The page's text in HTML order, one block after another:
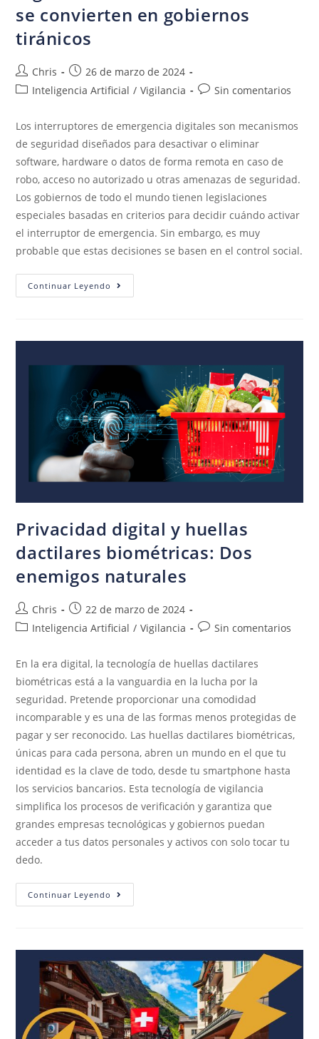
se convierten en gobiernos
tiránicos
Chris
26 de marzo de 2024
Inteligencia Artificial / Vigilancia Sin comentarios
Los interruptores de emergencia digitales son mecanismos
de seguridad diseñados para desactivar o eliminar
software, hardware o datos de forma remota en caso de
robo, acceso no autorizado u otras amenazas de seguridad.
Los gobiernos de todo el mundo tienen legislaciones
especiales basadas en criterios para decidir cuándo activar
el interruptor de emergencia. Sin embargo, es muy
probable que estas decisiones se basen en el control social.
Continuar Leyendo
Privacidad digital y huellas
dactilares biométricas: Dos
enemigos naturales
Chris
22 de marzo de 2024
Inteligencia Artificial / Vigilancia Sin comentarios
En la era digital, la tecnología de huellas dactilares
biométricas está a la vanguardia en la lucha por la
seguridad. Pretende proporcionar una comodidad
incomparable y es una de las formas menos protegidas de
pagar y ser reconocido. Las huellas dactilares biométricas,
únicas para cada persona, abren un mundo en el que tu
identidad es la clave de todo, desde tu smartphone hasta
los servicios bancarios. Esta tecnología de vigilancia
simplifica los procesos de verificación y garantiza que
grandes empresas tecnológicas y gobiernos puedan
acceder a tus datos personales y activos con solo tocar tu
dedo.
Continuar Leyendo